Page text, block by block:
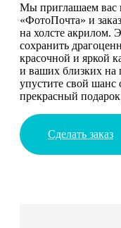
Мы приглашаем вас
«ФотоПочта» и
на холсте акрилом.
сохранить
красочной и яркой
и ваших близких на
упустите свой
прекрасный
Сделать заказ